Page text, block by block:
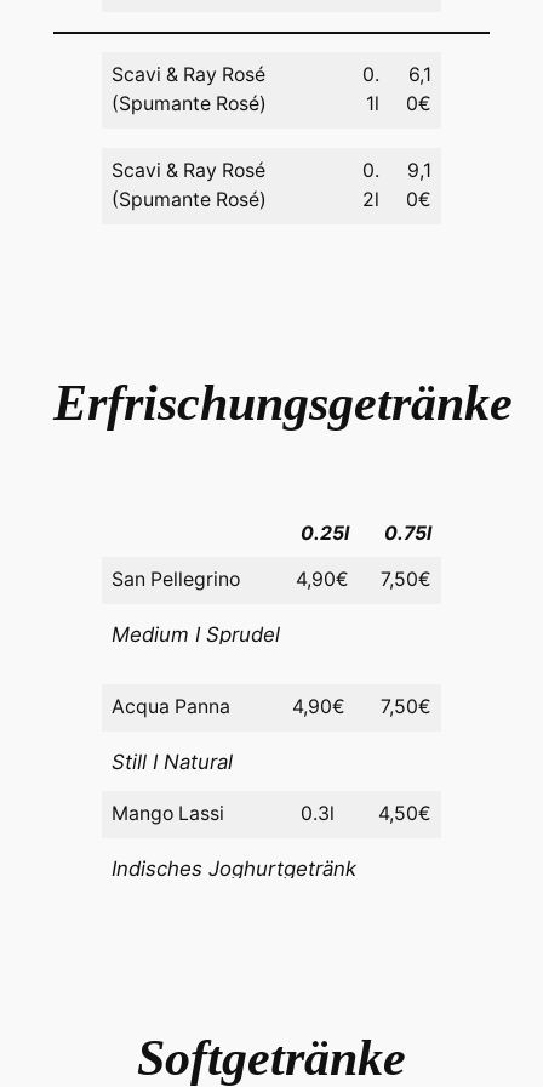
Scavi & Ray Rosé
(Spumante Rosé)
0.
1l
6,1
0€
Scavi & Ray Rosé
(Spumante Rosé)
0.
2l
9,1
0€
Erfrischungsgetränke
0.25l
0.75l
San Pellegrino
4,90€ 7,50€
Medium I Sprudel
Acqua Panna 4,90€ 7,50€
Still I Natural
Mango Lassi 0.3l 4,50€
Indisches Joghurtgetränk
Softgetränke